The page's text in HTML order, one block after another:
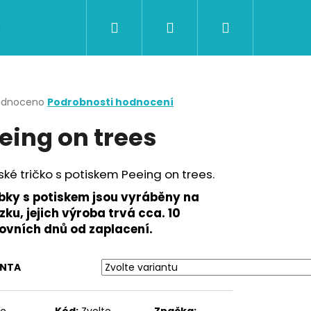
CERTIFIKÁTY A POUKAZY BAZAR
Přihlášení
Podrobnosti hodnocení
on trees
tričko s potiskem Peeing on trees.
s potiskem jsou vyráběny na
jejich výroba trvá cca. 10
dnů od zaplacení.
Následující